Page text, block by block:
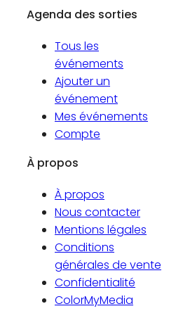
Agenda des sorties
Tous les
événements
Ajouter un
événement
Mes événements
Compte
À propos
À propos
Nous contacter
Mentions légales
Conditions
générales de vente
Confidentialité
ColorMyMedia